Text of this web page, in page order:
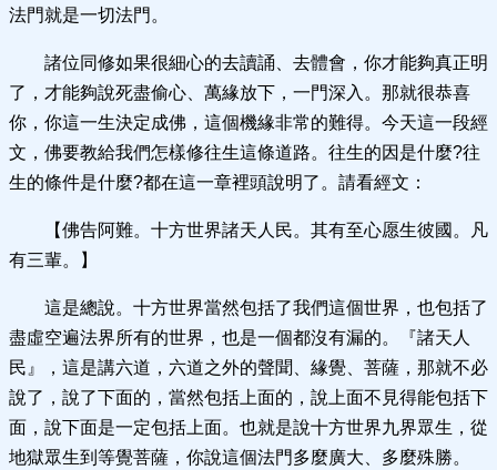
法門就是一切法門。
諸位同修如果很細心的去讀誦、去體會，你才能夠真正明
了，才能夠說死盡偷心、萬緣放下，一門深入。那就很恭喜
你，你這一生決定成佛，這個機緣非常的難得。今天這一段經
文，佛要教給我們怎樣修往生這條道路。往生的因是什麼?往
生的條件是什麼?都在這一章裡頭說明了。請看經文：
【佛告阿難。十方世界諸天人民。其有至心愿生彼國。凡
有三輩。】
這是總說。十方世界當然包括了我們這個世界，也包括了
盡虛空遍法界所有的世界，也是一個都沒有漏的。『諸天人
民』，這是講六道，六道之外的聲聞、緣覺、菩薩，那就不必
說了，說了下面的，當然包括上面的，說上面不見得能包括下
面，說下面是一定包括上面。也就是說十方世界九界眾生，從
地獄眾生到等覺菩薩，你說這個法門多麼廣大、多麼殊勝。